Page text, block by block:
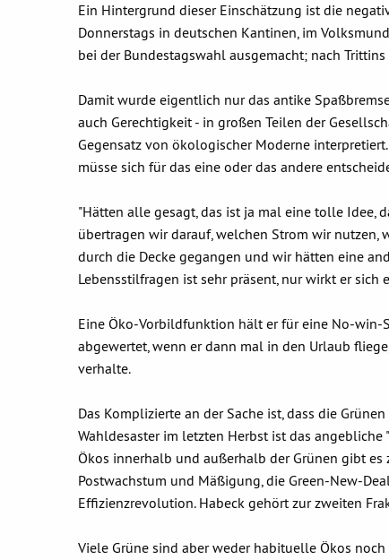
Ein Hintergrund dieser Einschätzung ist die
Donnerstags in deutschen Kantinen, im
bei der Bundestagswahl ausgemacht; nach
Damit wurde eigentlich nur das antike
auch Gerechtigkeit - in großen Teilen der
Gegensatz von ökologischer Moderne
müsse sich für das eine oder das andere
"Hätten alle gesagt, das ist ja mal eine tolle Idee,
übertragen wir darauf, welchen Strom wir nutzen,
durch die Decke gegangen und wir hätten eine
Lebensstilfragen ist sehr präsent, nur wirkt er sich
Eine Öko-Vorbildfunktion hält er für eine No-win-
abgewertet, wenn er dann mal in den Urlaub
verhalte.
Das Komplizierte an der Sache ist, dass die
Wahldesaster im letzten Herbst ist das
Ökos innerhalb und außerhalb der Grünen gibt es
Postwachstum und Mäßigung, die Green-New-
Effizienzrevolution. Habeck gehört zur zweiten
Viele Grüne sind aber weder habituelle Ökos